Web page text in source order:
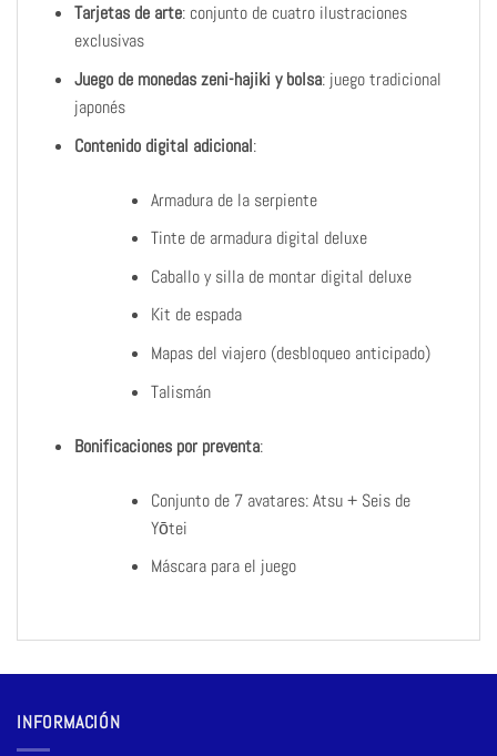
Tarjetas de arte: conjunto de cuatro ilustraciones
exclusivas
Juego de monedas zeni-hajiki y bolsa: juego tradicional
japonés
Contenido digital adicional:
Armadura de la serpiente
Tinte de armadura digital deluxe
Caballo y silla de montar digital deluxe
Kit de espada
Mapas del viajero (desbloqueo anticipado)
Talismán
Bonificaciones por preventa:
Conjunto de 7 avatares: Atsu + Seis de
Yōtei
Máscara para el juego
INFORMACIÓN